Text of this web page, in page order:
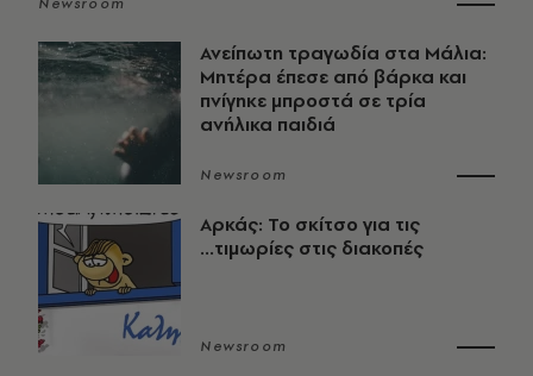
Newsroom
Ανείπωτη τραγωδία στα Μάλια:
Μητέρα έπεσε από βάρκα και
πνίγηκε μπροστά σε τρία
ανήλικα παιδιά
Newsroom
Αρκάς: Το σκίτσο για τις
...τιμωρίες στις διακοπές
Newsroom